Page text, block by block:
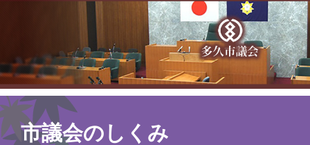
本
文
市議会のしくみ